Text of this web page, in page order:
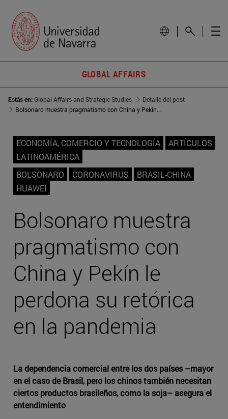
GLOBAL AFFAIRS
Estás en:Global Affairs and Strategic Studies
Detalle del post
Bolsonaro muestra pragmatismo con China y Pekín le perdona su retórica en la pandemia
ECONOMÍA, COMERCIO Y TECNOLOGÍA
ARTÍCULOS
LATINOAMÉRICA
BOLSONARO
CORONAVIRUS
BRASIL-CHINA
HUAWEI
Bolsonaro muestra
pragmatismo con
China y Pekín le
perdona su retórica
en la pandemia
La dependencia comercial entre los dos países –mayor
en el caso de Brasil, pero los chinos también necesitan
ciertos productos brasileños, como la soja– asegura el
entendimiento